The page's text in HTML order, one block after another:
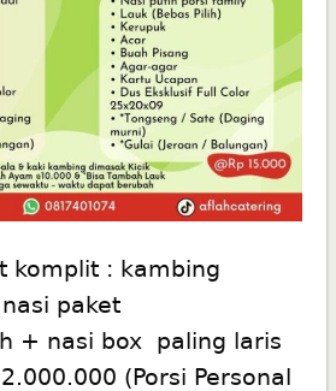
komplit : kambing
paket
+ nasi box paling laris
(Porsi Personal